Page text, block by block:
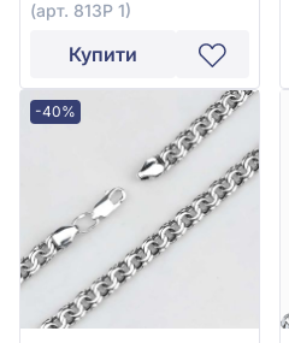
(арт. 813Р 1)
Купити
-40%